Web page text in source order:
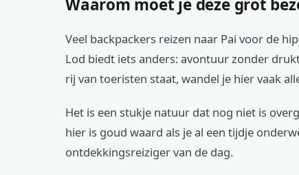
Waarom moet je deze grot
Veel backpackers reizen naar Pai voor de
Lod biedt iets anders: avontuur zonder
rij van toeristen staat, wandel je hier vaak
Het is een stukje natuur dat nog niet is
hier is goud waard als je al een tijdje
ontdekkingsreiziger van de dag.